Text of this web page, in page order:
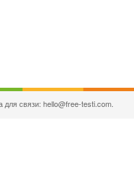
связи: hello@free-testi.com.